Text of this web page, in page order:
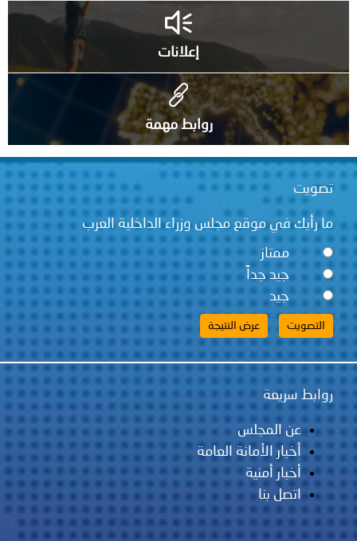
إعلانات
روابط مهمة
تصويت
ما رأيك في موقع مجلس وزراء الداخلية العرب
ممتاز
جيد جداً
جيد
روابط سريعة
عن المجلس
أخبار الأمانة العامة
أخبار أمنية
اتصل بنا